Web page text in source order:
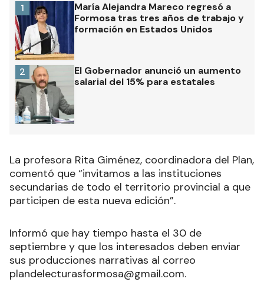
María Alejandra Mareco regresó a
Formosa tras tres años de trabajo y
formación en Estados Unidos
1
El Gobernador anunció un aumento
salarial del 15% para estatales
2
La profesora Rita Giménez, coordinadora del Plan,
comentó que “invitamos a las instituciones
secundarias de todo el territorio provincial a que
participen de esta nueva edición”.
Informó que hay tiempo hasta el 30 de
septiembre y que los interesados deben enviar
sus producciones narrativas al correo
plandelecturasformosa@gmail.com.